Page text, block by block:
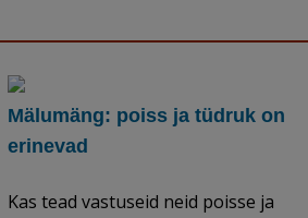
Mälumäng: poiss ja tüdruk on
erinevad
Kas tead vastuseid neid poisse ja